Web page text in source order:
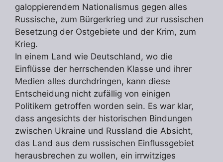
galoppierendem Nationalismus gegen alles
Russische, zum Bürgerkrieg und zur russischen
Besetzung der Ostgebiete und der Krim, zum
Krieg.
In einem Land wie Deutschland, wo die
Einflüsse der herrschenden Klasse und ihrer
Medien alles durchdringen, kann diese
Entscheidung nicht zufällig von einigen
Politikern getroffen worden sein. Es war klar,
dass angesichts der historischen Bindungen
zwischen Ukraine und Russland die Absicht,
das Land aus dem russischen Einflussgebiet
herausbrechen zu wollen, ein irrwitziges